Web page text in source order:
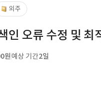
외주
인 오류 수정 및 최
원예상 기간2일